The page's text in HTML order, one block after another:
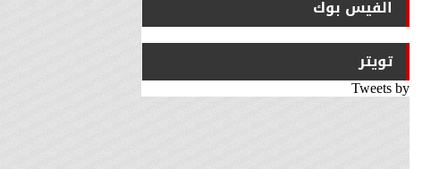
الفيس بوك
تويتر
Tweets by